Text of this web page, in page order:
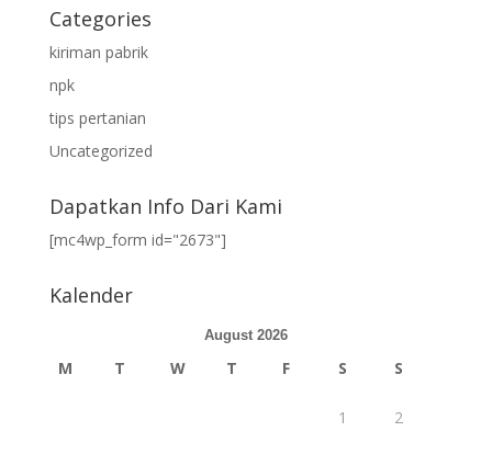
Categories
kiriman pabrik
npk
tips pertanian
Uncategorized
Dapatkan Info Dari Kami
[mc4wp_form id="2673"]
Kalender
August 2026
M T W T F S S
1 2